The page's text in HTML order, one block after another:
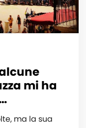
mi ha
ma la sua